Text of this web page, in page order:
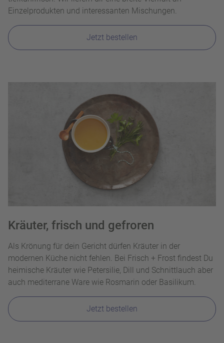
Einzelprodukten und interessanten Mischungen.
Jetzt bestellen
Kräuter, frisch und gefroren
Als Krönung für dein Gericht dürfen Kräuter in der
modernen Küche nicht fehlen. Bei Frisch + Frost findest Du
heimische Kräuter wie Petersilie, Dill und Schnittlauch aber
auch mediterrane Ware wie Rosmarin oder Basilikum.
Jetzt bestellen